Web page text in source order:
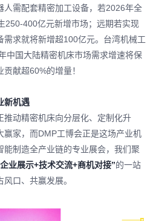
人需配套精密加工设备，若2026年全
250-400亿元新增市场；远期若实现
需求就将新增超100亿元。台湾机械工
中国大陆精密机床市场需求增速将保
献超60%的增量！
新机遇
推动精密机床向分层化、定制化升
赢家，而DMP工博会正是这场产业机
能制造全产业链的专业展会，我们聚
业展示+技术交流+商机对接”的一站
口、共赢发展。